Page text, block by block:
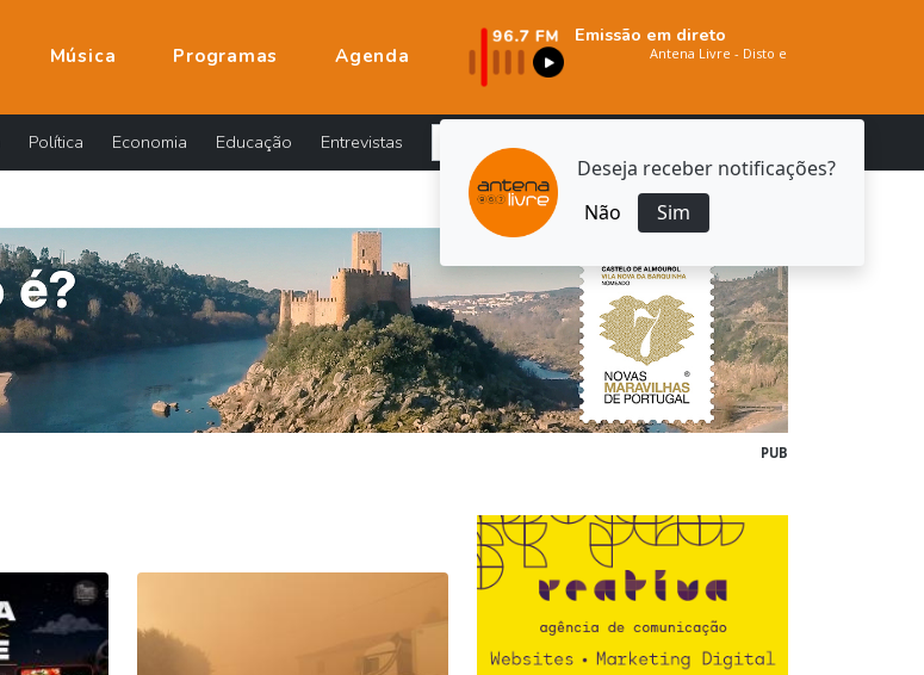
Deseja receber notificações?
Não
Sim
Música Programas Agenda
Emissão em direto
Política Economia Educação Entrevistas
PUB